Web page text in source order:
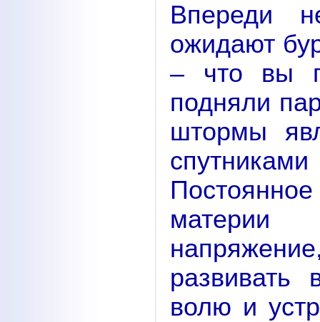
Впереди
ожидают
– что вы
подняли
штормы
волю и